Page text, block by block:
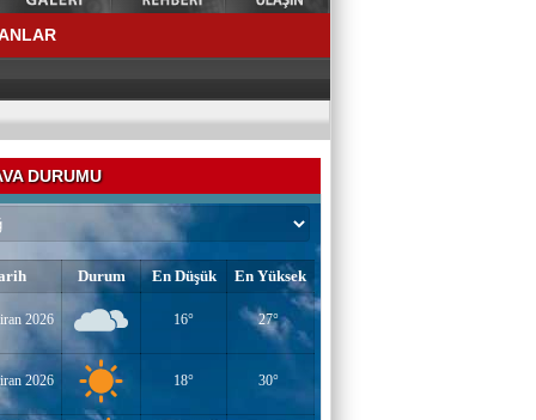
DURUMU
Durum En Düşük En Yüksek
2026 16° 27°
2026 18° 30°
YAZAR-ŞAİR MİRAÇ DOĞAN
Mavi Işık İnsanları